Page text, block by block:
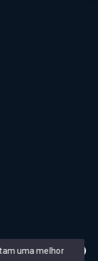
uma melhor